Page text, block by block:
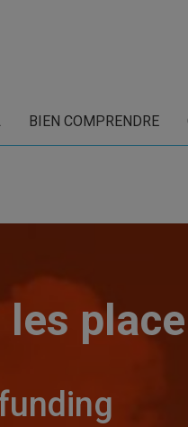
BIEN COMPRENDRE